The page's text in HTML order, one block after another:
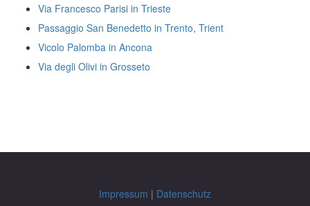
Via Francesco Parisi in Trieste
Passaggio San Benedetto in Trento, Trient
Vicolo Palomba in Ancona
Via degli Olivi in Grosseto
Impressum | Datenschutz